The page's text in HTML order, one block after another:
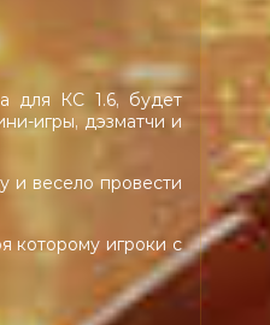
для КС 1.6, будет
игры, дэзматчи и
и весело провести
которому игроки с